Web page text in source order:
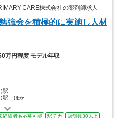
CARE株式会社の薬剤師求人
強会を積極的に実施し人材
万円程度 モデル年収
駅
)駅…ほか
経験者も応募可能 駅チカ 店舗数30以上